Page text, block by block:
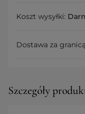
Koszt wysyłki:
Dostawa za
Szczegóły